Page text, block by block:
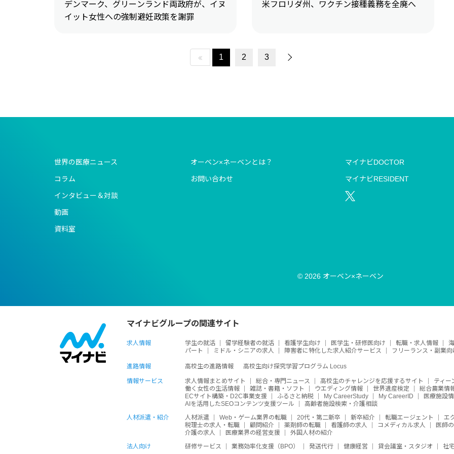
デンマーク、グリーンランド両政府が、イヌ
イット女性への強制避妊政策を謝罪
米フロリダ州、ワクチン接種義務を全廃へ
1 2 3
世界の医療ニュース
コラム
インタビュー＆対談
動画
資料室
オーベン×ネーベンとは？
お問い合わせ
マイナビDOCTOR
マイナビRESIDENT
© 2026 オーベン×ネーベン
マイナビグループの関連サイト
求人情報 学生の就活 留学経験者の就活 看護学生向け 医学生・研修医向け 転職・求人情報
パート
ミドル・シニアの求人 障害者に特化した求人紹介サービス フリーランス・副業
進路情報 高校生の進路情報 高校生向け探究学習プログラム Locus
情報サービス 求人情報まとめサイト 総合・専門ニュース 高校生のチャレンジを応援するサイト
ティー
働く女性の生活情報
雑誌・書籍・ソフト ウエディング情報 世界遺産検定
総合農業情
ECサイト構築・D2C事業支援
ふるさと納税 My CareerStudy My CareerID
医療施設
AIを活用したSEOコンテンツ支援ツール
高齢者施設検索・介護相談
人材派遣・紹介
人材派遣 Web・ゲーム業界の転職 20代・第二新卒 新卒紹介 転職エージェント
エ
税理士の求人・転職
顧問紹介 薬剤師の転職 看護師の求人 コメディカル求人
医師
介護の求人
医療業界の経営支援
外国人材の紹介
法人向け
研修サービス 業務効率化支援（BPO） 発送代行 健康経営 貸会議室・スタジオ 社